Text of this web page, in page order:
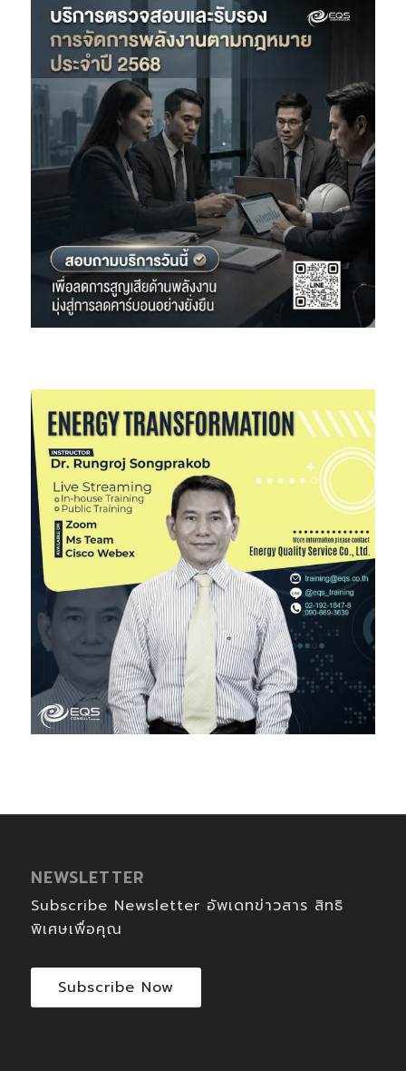
NEWSLETTER
Subscribe Newsletter อัพเดทข่าวสาร สิทธิ
พิเศษเพื่อคุณ
Subscribe Now